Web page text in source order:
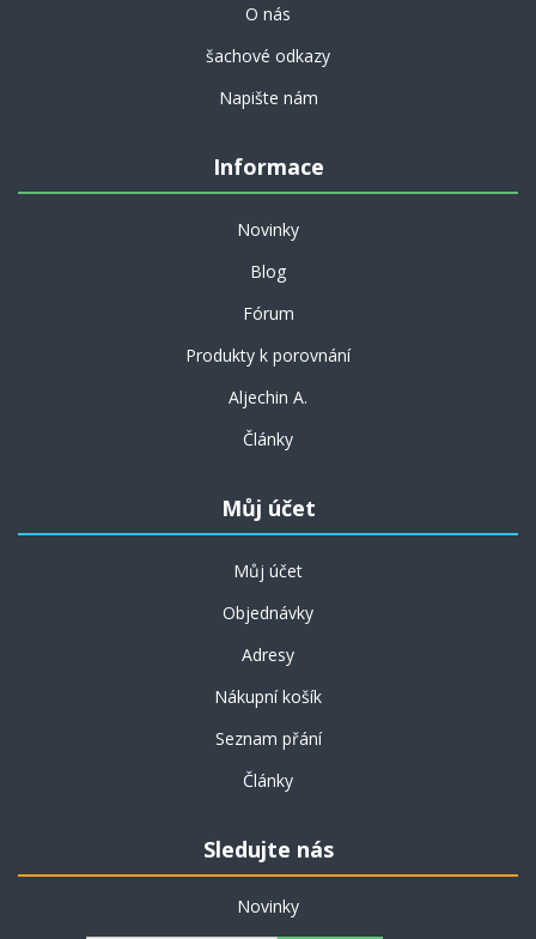
O nás
šachové odkazy
Napište nám
Informace
Novinky
Blog
Fórum
Produkty k porovnání
Aljechin A.
Články
Můj účet
Můj účet
Objednávky
Adresy
Nákupní košík
Seznam přání
Články
Sledujte nás
Novinky